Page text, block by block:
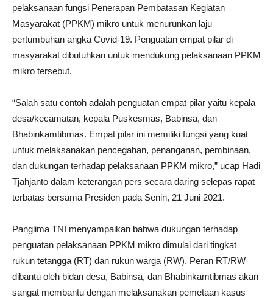
pelaksanaan fungsi Penerapan Pembatasan Kegiatan
Masyarakat (PPKM) mikro untuk menurunkan laju
pertumbuhan angka Covid-19. Penguatan empat pilar di
masyarakat dibutuhkan untuk mendukung pelaksanaan PPKM
mikro tersebut.
“Salah satu contoh adalah penguatan empat pilar yaitu kepala
desa/kecamatan, kepala Puskesmas, Babinsa, dan
Bhabinkamtibmas. Empat pilar ini memiliki fungsi yang kuat
untuk melaksanakan pencegahan, penanganan, pembinaan,
dan dukungan terhadap pelaksanaan PPKM mikro,” ucap Hadi
Tjahjanto dalam keterangan pers secara daring selepas rapat
terbatas bersama Presiden pada Senin, 21 Juni 2021.
Panglima TNI menyampaikan bahwa dukungan terhadap
penguatan pelaksanaan PPKM mikro dimulai dari tingkat
rukun tetangga (RT) dan rukun warga (RW). Peran RT/RW
dibantu oleh bidan desa, Babinsa, dan Bhabinkamtibmas akan
sangat membantu dengan melaksanakan pemetaan kasus